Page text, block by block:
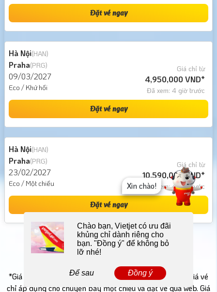
Đặt vé ngay
Hà Nội(HAN)
Praha(PRG)
09/03/2027
Eco / Khứ hồi
Giá chỉ từ
4,950,000 VND*
Đã xem: 4 giờ trước
Đặt vé ngay
Hà Nội(HAN)
Praha(PRG)
23/02/2027
Eco / Một chiều
Giá chỉ từ
10,590,000 VND*
Đã xem: 4 giờ trước
Đặt vé ngay
Xem thêm
*Giá vé hiển thị được thu thập trong vòng 24 giờ qua. Giá vé
chỉ áp dụng cho chuyến bay một chiều và đặt vé qua web. Giá
Xin chào!